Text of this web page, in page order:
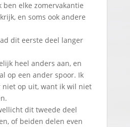
ben elke zomervakantie
en soms ook andere
dit eerste deel langer
heel anders aan, en
op een ander spoor. Ik
op uit, want ik wil niet
dit tweede deel
of beiden delen even